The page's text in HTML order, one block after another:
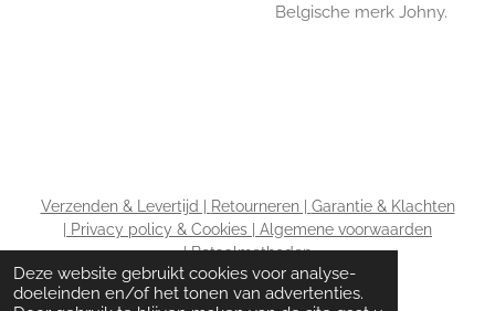
Deze website gebruikt cookies voor analyse-
doeleinden en/of het tonen van advertenties.
Belgische merk Johny.
Verzenden & Levertijd | Retourneren | Garantie & Klachten
Privacy policy & Cookies | Algemene voorwaarden
|Betaalmethoden